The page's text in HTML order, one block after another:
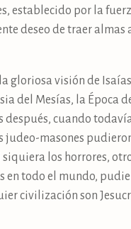
establecido por la
deseo de traer
gloriosa visión de
del Mesías, la Época
cuando
masones
siquiera los horrores,
todo el mundo,
civilización son